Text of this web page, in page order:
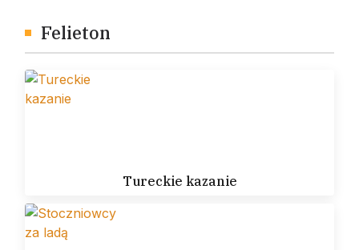
Felieton
Tureckie kazanie